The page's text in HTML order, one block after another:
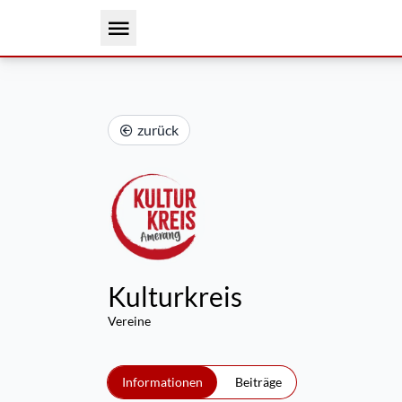
zurück
Kulturkreis
Vereine
Informationen Beiträge